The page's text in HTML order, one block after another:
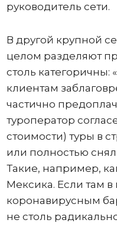
руководитель сети.
В другой крупной
целом разделяют
столь
клиентам
частично
туроператор
стоимости) туры в
или полностью
Такие, например,
Мексика. Если там в
коронавирусным
не столь